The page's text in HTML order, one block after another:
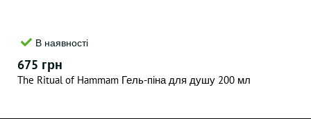
В наявності
675 грн
The Ritual of Hammam Гель-піна для душу 200 мл